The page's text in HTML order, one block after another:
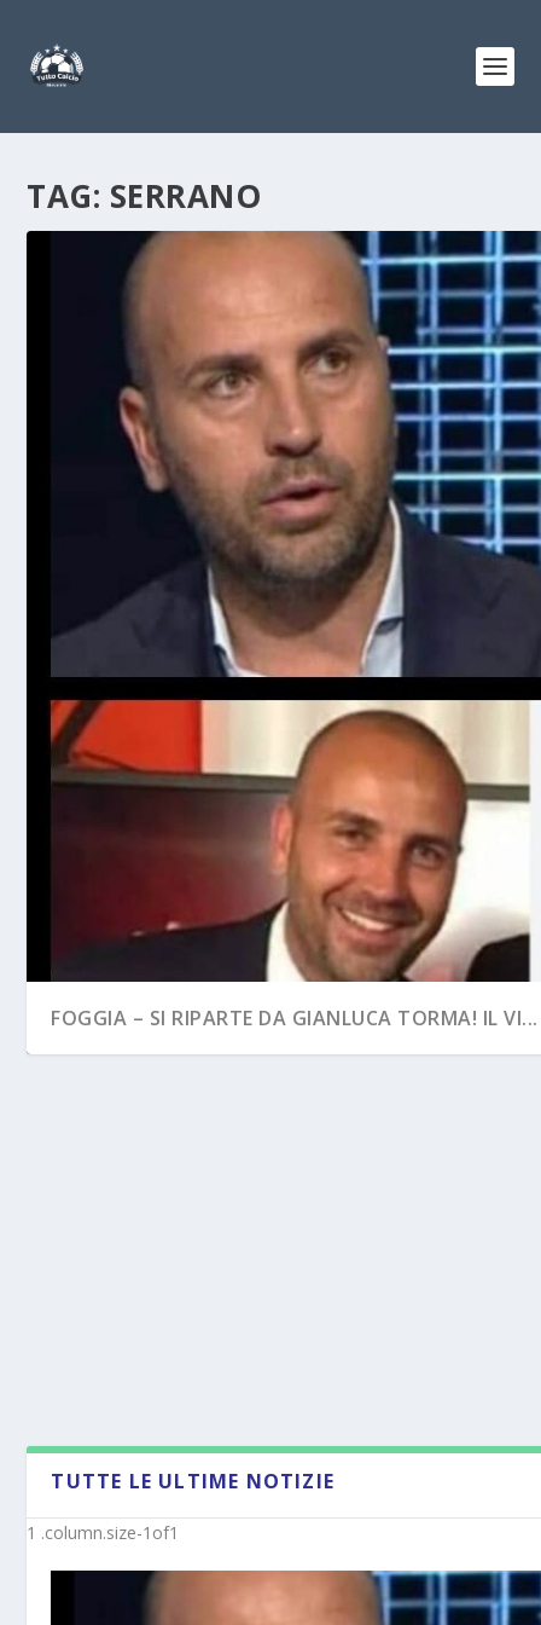
TAG: SERRANO
FOGGIA – SI RIPARTE DA GIANLUCA TORMA! IL VI...
TUTTE LE ULTIME NOTIZIE